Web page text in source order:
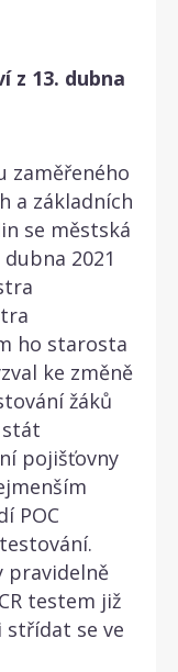
z 13. dubna
zaměřeného
a základních
se městská
2021
ho starosta
ke změně
žáků
stát
pojišťovny
POC
pravidelně
testem již
se ve